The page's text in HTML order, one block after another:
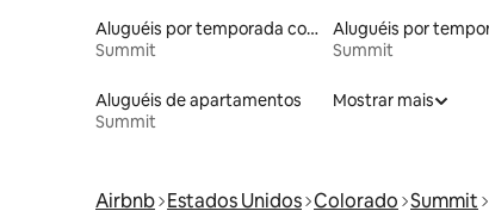
Aluguéis por temporada com varanda
Summit
Summit
Aluguéis de apartamentos
Summit
Mostrar mais
Airbnb Estados Unidos Colorado Summit